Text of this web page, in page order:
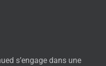
s’engage dans une